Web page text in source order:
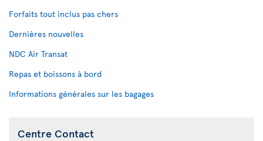
Forfaits tout inclus pas chers
Dernières nouvelles
NDC Air Transat
Repas et boissons à bord
Informations générales sur les bagages
Centre Contact